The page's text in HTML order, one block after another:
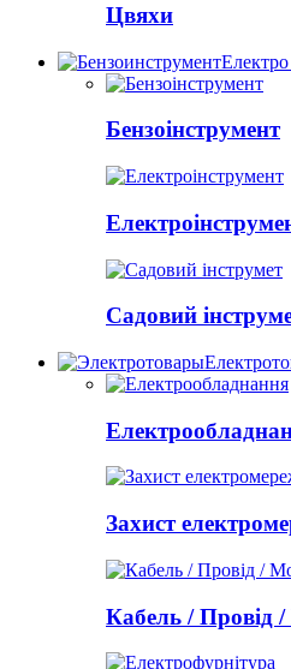
Цвяхи
Електро
Бензоінструмент
Садовий
Захист
Кабель / Провід